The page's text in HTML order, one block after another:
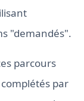
"demandés".
parcours
par